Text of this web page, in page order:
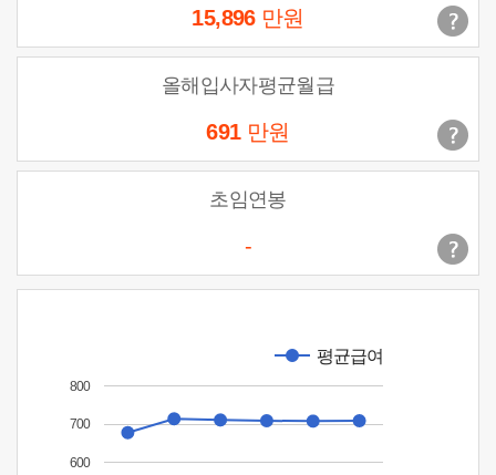
15,896 만원
올해입사자평균월급
691 만원
초임연봉
-
평균급여
600
700
800